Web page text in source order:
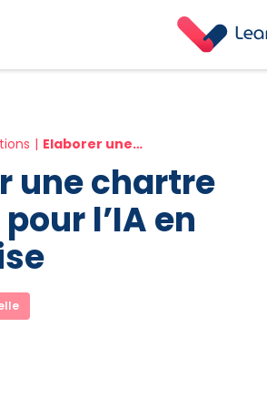
Elaborer une chartre Ethique pour l’IA en Entreprise
une chartre
l’IA en